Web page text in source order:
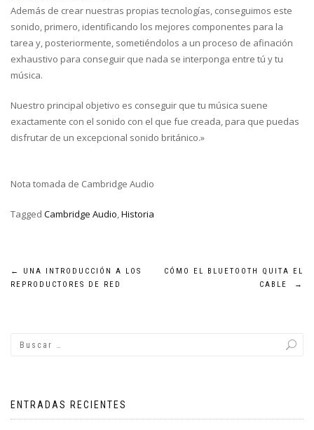
Además de crear nuestras propias tecnologías, conseguimos este
sonido, primero, identificando los mejores componentes para la
tarea y, posteriormente, sometiéndolos a un proceso de afinación
exhaustivo para conseguir que nada se interponga entre tú y tu
música.
Nuestro principal objetivo es conseguir que tu música suene
exactamente con el sonido con el que fue creada, para que puedas
disfrutar de un excepcional sonido británico.»
Nota tomada de Cambridge Audio
Tagged Cambridge Audio,Historia
Navegación
entradas
←
UNA INTRODUCCIÓN A LOS
REPRODUCTORES DE RED
CÓMO EL BLUETOOTH QUITA EL
CABLE
→
ENTRADAS RECIENTES